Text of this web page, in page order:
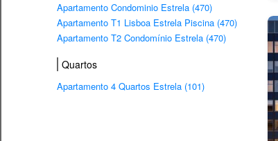
Apartamento Condominio Estrela (470)
Apartamento T1 Lisboa Estrela Piscina (470)
Apartamento T2 Condomínio Estrela (470)
Quartos
Apartamento 4 Quartos Estrela (101)